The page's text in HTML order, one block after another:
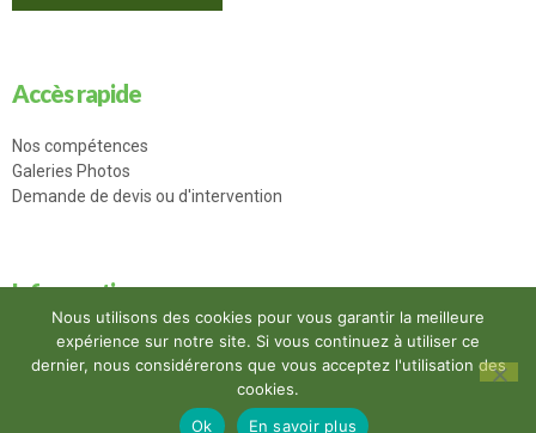
Accès rapide
Nos compétences
Galeries Photos
Demande de devis ou d'intervention
Infos pratiques
Mentions légales
Accessibilité
Nous utilisons des cookies pour vous garantir la meilleure
expérience sur notre site. Si vous continuez à utiliser ce
dernier, nous considérerons que vous acceptez l'utilisation des
cookies.
Ok
En savoir plus